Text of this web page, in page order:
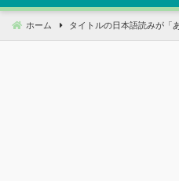
へ
動
ホーム タイトルの日本語読みが「